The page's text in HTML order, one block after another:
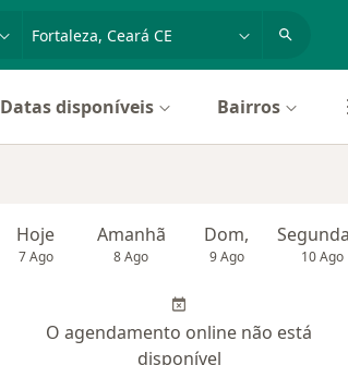
cidade ou região
Datas disponíveis Bairros
Hoje
7 Ago
Amanhã
8 Ago
Dom,
9 Ago 10 Ago
O agendamento online não está
disponível